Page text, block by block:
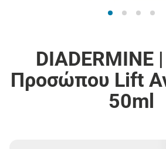
DIADERMINE
Προσώπου Lift
50ml